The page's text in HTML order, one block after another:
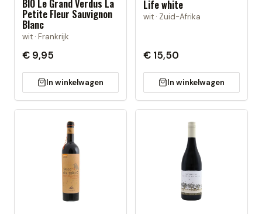
BIO Le Grand Verdus La
Petite Fleur Sauvignon
Blanc
wit · Frankrijk
€ 9,95
In winkelwagen
Life white
wit · Zuid-Afrika
€ 15,50
In winkelwagen